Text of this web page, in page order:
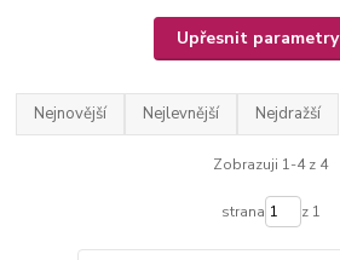
Upřesnit parametry
Nejnovější Nejlevnější Nejdražší
Zobrazuji 1-4 z 4
strana z 1